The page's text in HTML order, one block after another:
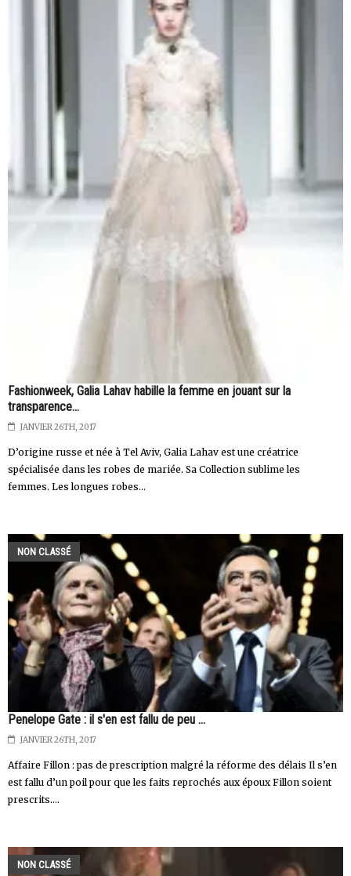
Fashionweek, Galia Lahav habille la femme en jouant sur la
transparence...
JANVIER 26TH, 2017
D’origine russe et née à Tel Aviv, Galia Lahav est une créatrice
spécialisée dans les robes de mariée. Sa Collection sublime les
femmes. Les longues robes...
NON CLASSÉ
Penelope Gate : il s'en est fallu de peu ...
JANVIER 26TH, 2017
Affaire Fillon : pas de prescription malgré la réforme des délais Il s’en
est fallu d’un poil pour que les faits reprochés aux époux Fillon soient
prescrits....
NON CLASSÉ